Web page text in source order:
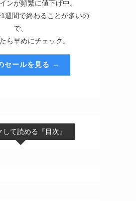
ンが頻繁に値下げ中。
週間で終わることが多いの
で、
ら早めにチェック。
セールを見る →
して読める『目次』